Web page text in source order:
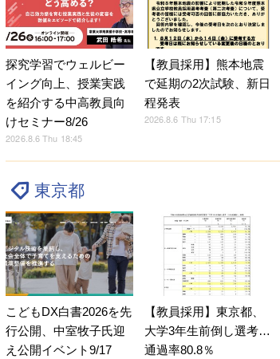
探究学習でウェルビー
イング向上、授業実践
を紹介する中高教員向
けセミナー8/26
2026.8.6 Thu 18:45
【教員採用】熊本地震
で延期の2次試験、新日
程発表
2026.8.6 Thu 17:15
東京都
こどもDX白書2026を先
行公開、中室牧子氏迎
え公開イベント9/17
【教員採用】東京都、
大学3年生前倒し選考…
通過率80.8％